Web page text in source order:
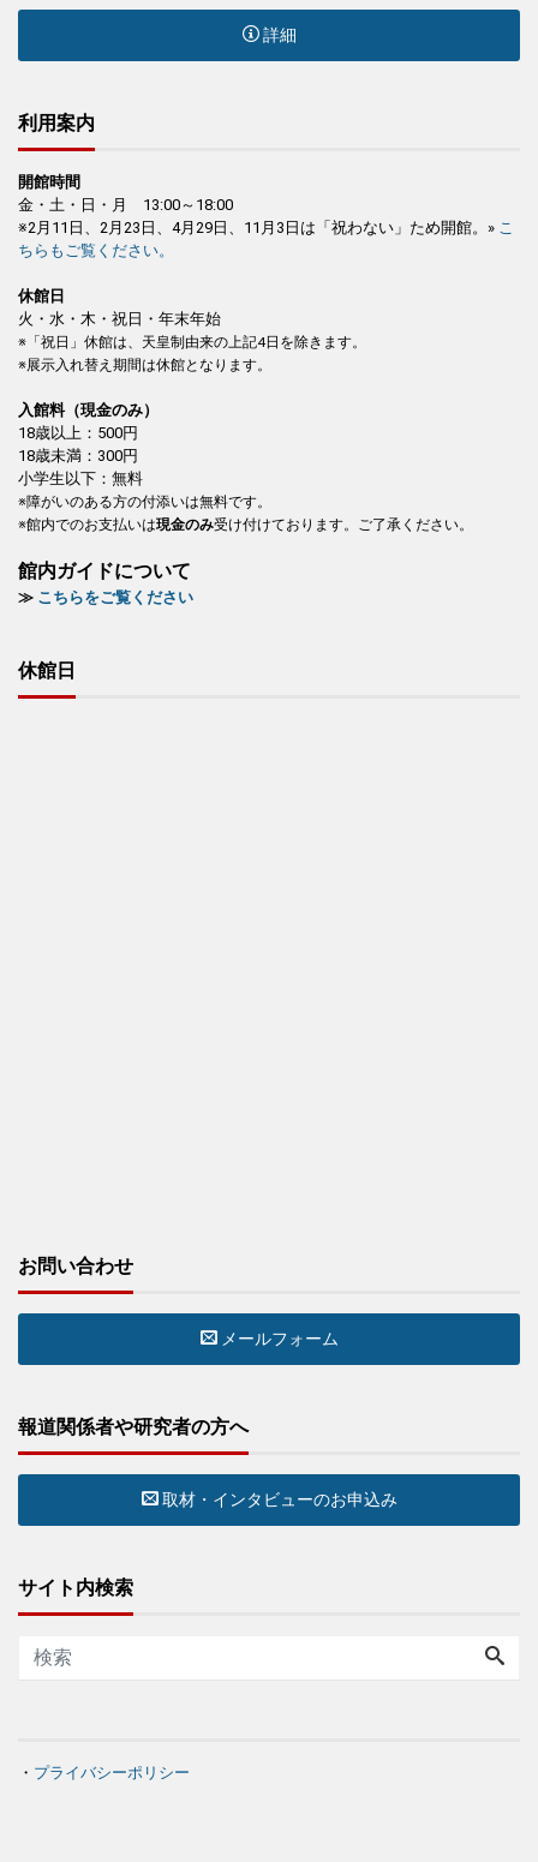
詳細
利用案内
開館時間
金・土・日・月 13:00～18:00
※2月11日、2月23日、4月29日、11月3日は「祝わない」ため開館。» こ
ちらもご覧ください。
休館日
火・水・木・祝日・年末年始
※「祝日」休館は、天皇制由来の上記4日を除きます。
※展示入れ替え期間は休館となります。
入館料（現金のみ）
18歳以上：500円
18歳未満：300円
小学生以下：無料
※障がいのある方の付添いは無料です。
※館内でのお支払いは現金のみ受け付けております。ご了承ください。
館内ガイドについて
≫ こちらをご覧ください
休館日
お問い合わせ
メールフォーム
報道関係者や研究者の方へ
取材・インタビューのお申込み
サイト内検索
・ プライバシーポリシー